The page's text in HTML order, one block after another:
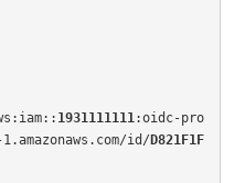
1931111111:oidc-pro
id/ D821F1F